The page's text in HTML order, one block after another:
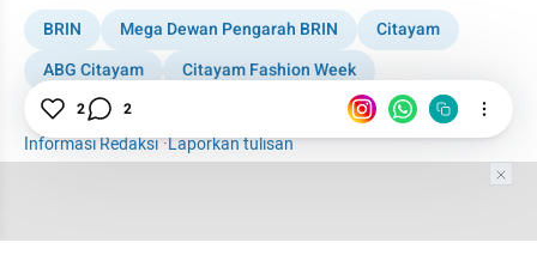
BRIN Mega Dewan Pengarah BRIN
Citayam
ABG Citayam
Citayam Fashion Week
Anies Baswedan
Informasi Redaksi·Laporkan tulisan
2 2